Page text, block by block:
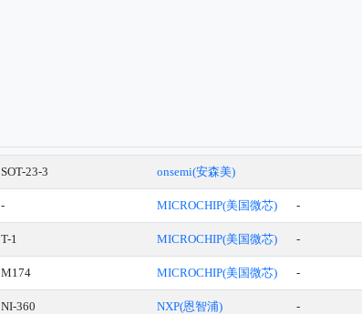
SOT-23-3 onsemi(安森美)
- MICROCHIP(美国微芯) -
T-1 MICROCHIP(美国微芯) -
M174 MICROCHIP(美国微芯) -
NI-360 NXP(恩智浦) -